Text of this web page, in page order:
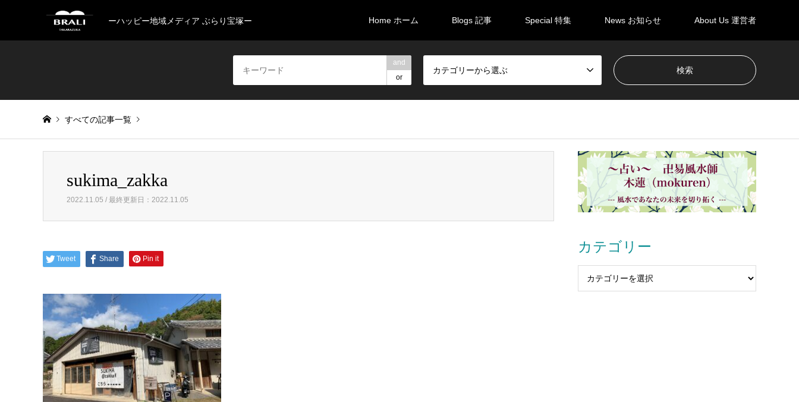
ーハッピー地域メディア ぶらり宝塚ー Home ホーム Blogs 記事 Special 特集 News お知らせ About Us 運営者
and
or
カテゴリーから選ぶ
すべての記事一覧
/home/brali/brali-takarazuka.com/public_html/wp-content/themes/gensen_tcd050/breadcrumb.phpon line94
sukima_zakka
sukima_zakka
2022.11.05 / 最終更新日：2022.11.05
Tweet Share Pin it
カテゴリー